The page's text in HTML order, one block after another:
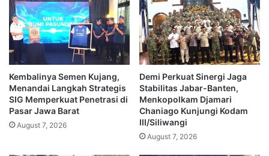
Kembalinya Semen Kujang,
Menandai Langkah Strategis
SIG Memperkuat Penetrasi di
Pasar Jawa Barat
August 7, 2026
Demi Perkuat Sinergi Jaga
Stabilitas Jabar-Banten,
Menkopolkam Djamari
Chaniago Kunjungi Kodam
III/Siliwangi
August 7, 2026